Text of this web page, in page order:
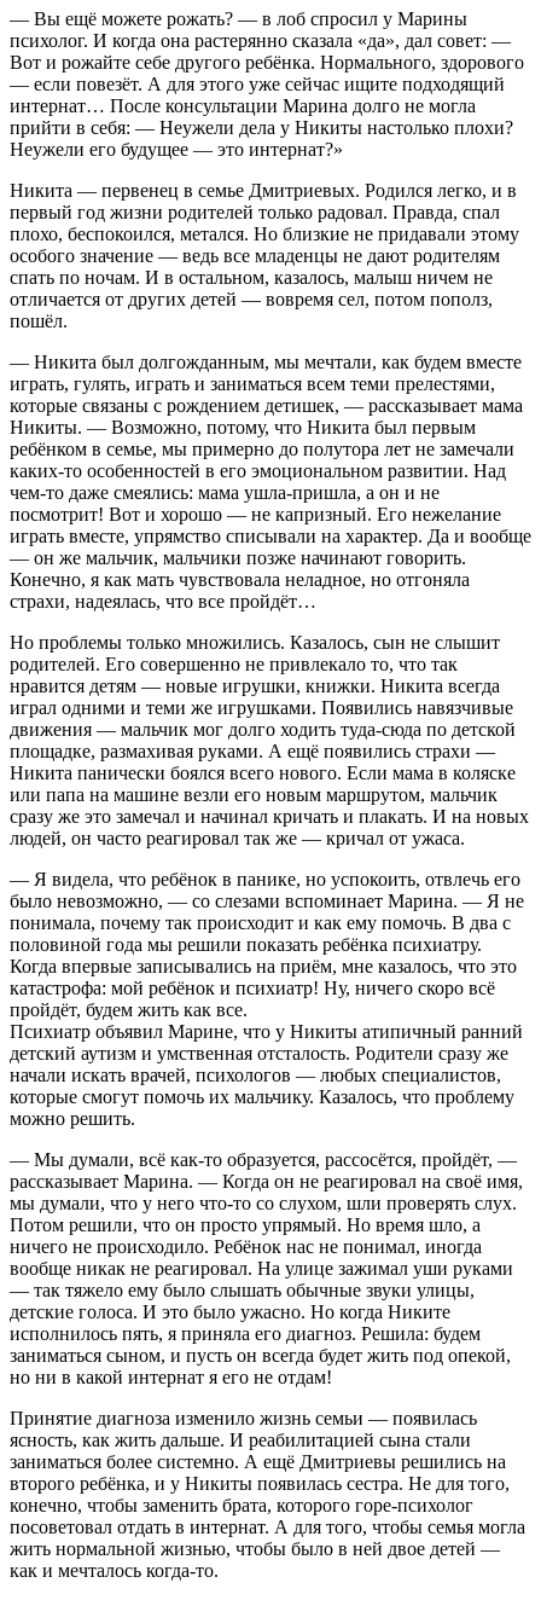
Мария 16.07.2022, 21:05
Держись!
Михаил Майоров 12.07.2022, 17:28
Господи помоги
Не указывать 28.06.2022, 13:50
Держись!
Здоровья
Светлана Маслова 24.06.2022, 23:03
Всё БУДЕТ ХОРОШО!!!
Аноним 23.06.2022, 05:24
Здоровья!
Андрей Пипченко 22.06.2022, 14:13
Держись!
Михаил Майоров 21.06.2022, 22:17
Новых успехов!
Господи, спаси и сохрани
Данил 21.06.2022, 19:27
Никите Дмитриеву
Антон Панченков 21.06.2022, 18:10
Есипов Владимир 21.06.2022, 15:38
Никита, будь здоров!
Anna Novikova 21.06.2022, 10:29
Спаси Господи!
Дмитрий Коровкин
Скорейшего выздоровления!
Максим Владимирович Чумаков 14.06.2022, 10:55
Держись!
— Вы ещё можете рожать? — в лоб спросил у Марины
психолог. И когда она растерянно сказала «да», дал совет: —
Вот и рожайте себе другого ребёнка. Нормального, здорового
— если повезёт. А для этого уже сейчас ищите подходящий
интернат… После консультации Марина долго не могла
прийти в себя: — Неужели дела у Никиты настолько плохи?
Неужели его будущее — это интернат?»
Никита — первенец в семье Дмитриевых. Родился легко, и в
первый год жизни родителей только радовал. Правда, спал
плохо, беспокоился, метался. Но близкие не придавали этому
особого значение — ведь все младенцы не дают родителям
спать по ночам. И в остальном, казалось, малыш ничем не
отличается от других детей — вовремя сел, потом пополз,
пошёл.
— Никита был долгожданным, мы мечтали, как будем вместе
играть, гулять, играть и заниматься всем теми прелестями,
которые связаны с рождением детишек, — рассказывает мама
Никиты. — Возможно, потому, что Никита был первым
ребёнком в семье, мы примерно до полутора лет не замечали
каких-то особенностей в его эмоциональном развитии. Над
чем-то даже смеялись: мама ушла-пришла, а он и не
посмотрит! Вот и хорошо — не капризный. Его нежелание
играть вместе, упрямство списывали на характер. Да и вообще
— он же мальчик, мальчики позже начинают говорить.
Конечно, я как мать чувствовала неладное, но отгоняла
страхи, надеялась, что все пройдёт…
Но проблемы только множились. Казалось, сын не слышит
родителей. Его совершенно не привлекало то, что так
нравится детям — новые игрушки, книжки. Никита всегда
играл одними и теми же игрушками. Появились навязчивые
движения — мальчик мог долго ходить туда-сюда по детской
площадке, размахивая руками. А ещё появились страхи —
Никита панически боялся всего нового. Если мама в коляске
или папа на машине везли его новым маршрутом, мальчик
сразу же это замечал и начинал кричать и плакать. И на новых
людей, он часто реагировал так же — кричал от ужаса.
— Я видела, что ребёнок в панике, но успокоить, отвлечь его
было невозможно, — со слезами вспоминает Марина. — Я не
понимала, почему так происходит и как ему помочь. В два с
половиной года мы решили показать ребёнка психиатру.
Когда впервые записывались на приём, мне казалось, что это
катастрофа: мой ребёнок и психиатр! Ну, ничего скоро всё
пройдёт, будем жить как все.
Психиатр объявил Марине, что у Никиты атипичный ранний
детский аутизм и умственная отсталость. Родители сразу же
начали искать врачей, психологов — любых специалистов,
которые смогут помочь их мальчику. Казалось, что проблему
можно решить.
— Мы думали, всё как-то образуется, рассосётся, пройдёт, —
рассказывает Марина. — Когда он не реагировал на своё имя,
мы думали, что у него что-то со слухом, шли проверять слух.
Потом решили, что он просто упрямый. Но время шло, а
ничего не происходило. Ребёнок нас не понимал, иногда
вообще никак не реагировал. На улице зажимал уши руками
— так тяжело ему было слышать обычные звуки улицы,
детские голоса. И это было ужасно. Но когда Никите
исполнилось пять, я приняла его диагноз. Решила: будем
заниматься сыном, и пусть он всегда будет жить под опекой,
но ни в какой интернат я его не отдам!
Принятие диагноза изменило жизнь семьи — появилась
ясность, как жить дальше. И реабилитацией сына стали
заниматься более системно. А ещё Дмитриевы решились на
второго ребёнка, и у Никиты появилась сестра. Не для того,
конечно, чтобы заменить брата, которого горе-психолог
посоветовал отдать в интернат. А для того, чтобы семья могла
жить нормальной жизнью, чтобы было в ней двое детей —
как и мечталось когда-то.